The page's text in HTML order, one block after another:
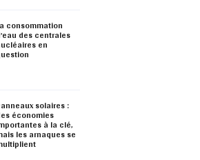
consommation
des centrales
en
solaires :
économies
à la clé,
les arnaques se